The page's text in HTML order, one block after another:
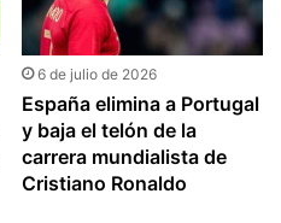
6 de julio de 2026
España elimina a Portugal
y baja el telón de la
carrera mundialista de
Cristiano Ronaldo